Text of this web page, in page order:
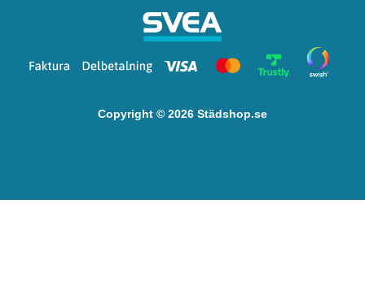
Copyright © 2026 Städshop.se